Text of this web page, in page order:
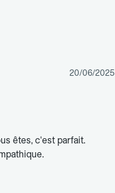
20/06/2025
êtes, c'est parfait.